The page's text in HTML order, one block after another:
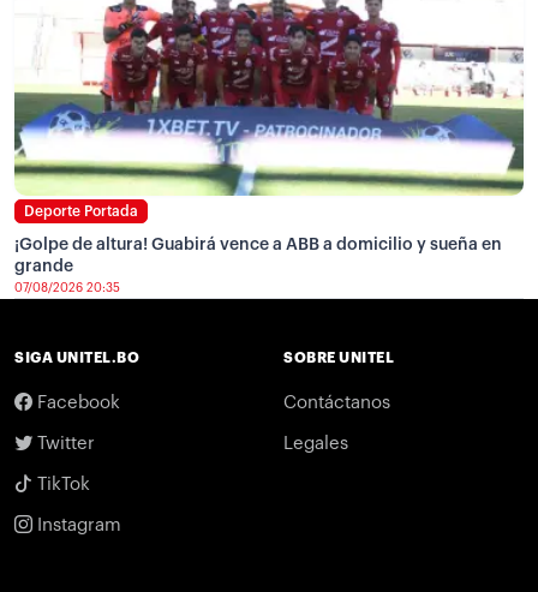
Deporte Portada
¡Golpe de altura! Guabirá vence a ABB a domicilio y sueña en
grande
07/08/2026 20:35
SIGA UNITEL.BO
Facebook
Twitter
TikTok
Instagram
SOBRE UNITEL
Contáctanos
Legales